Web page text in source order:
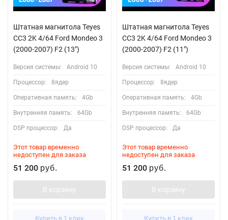
Штатная магнитола Teyes
CC3 2K 4/64 Ford Mondeo 3
(2000-2007) F2 (13")
Версия системы: Android 10
Процессор: 8ядер
Оперативная память: 4Gb
Внутренняя память: 64Gb
DSP процессор: Да
Этот товар временно
недоступен для заказа
51 200 руб.
В корзину
Купить в 1 клик
Штатная магнитола Teyes
CC3 2K 4/64 Ford Mondeo 3
(2000-2007) F2 (11")
Версия системы: Android 10
Процессор: 8ядер
Оперативная память: 4Gb
Внутренняя память: 64Gb
DSP процессор: Да
Этот товар временно
недоступен для заказа
51 200 руб.
В корзину
Купить в 1 клик